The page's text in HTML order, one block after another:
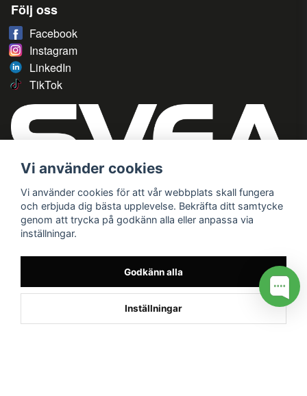
Följ oss
Facebook
Instagram
LinkedIn
TikTok
Vi använder cookies
Vi använder cookies för att vår webbplats skall fungera
och erbjuda dig bästa upplevelse. Bekräfta ditt samtycke
genom att trycka på godkänn alla eller anpassa via
inställningar.
Godkänn alla
Inställningar